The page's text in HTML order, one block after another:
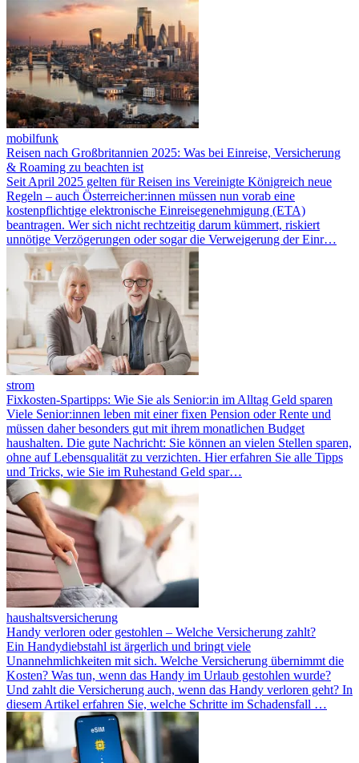
mobilfunk
Reisen nach Großbritannien 2025: Was bei Einreise, Versicherung
& Roaming zu beachten ist
Seit April 2025 gelten für Reisen ins Vereinigte Königreich neue
Regeln – auch Österreicher:innen müssen nun vorab eine
kostenpflichtige elektronische Einreisegenehmigung (ETA)
beantragen. Wer sich nicht rechtzeitig darum kümmert, riskiert
unnötige Verzögerungen oder sogar die Verweigerung der Einr…
strom
Fixkosten-Spartipps: Wie Sie als Senior:in im Alltag Geld sparen
Viele Senior:innen leben mit einer fixen Pension oder Rente und
müssen daher besonders gut mit ihrem monatlichen Budget
haushalten. Die gute Nachricht: Sie können an vielen Stellen sparen,
ohne auf Lebensqualität zu verzichten. Hier erfahren Sie alle Tipps
und Tricks, wie Sie im Ruhestand Geld spar…
haushaltsversicherung
Handy verloren oder gestohlen – Welche Versicherung zahlt?
Ein Handydiebstahl ist ärgerlich und bringt viele
Unannehmlichkeiten mit sich. Welche Versicherung übernimmt die
Kosten? Was tun, wenn das Handy im Urlaub gestohlen wurde?
Und zahlt die Versicherung auch, wenn das Handy verloren geht? In
diesem Artikel erfahren Sie, welche Schritte im Schadensfall …